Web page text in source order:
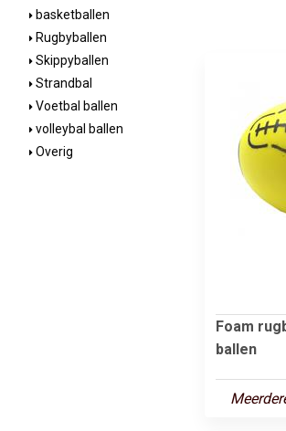
basketballen
Rugbyballen
Skippyballen
Strandbal
Voetbal ballen
volleybal ballen
Overig
Foam
ballen